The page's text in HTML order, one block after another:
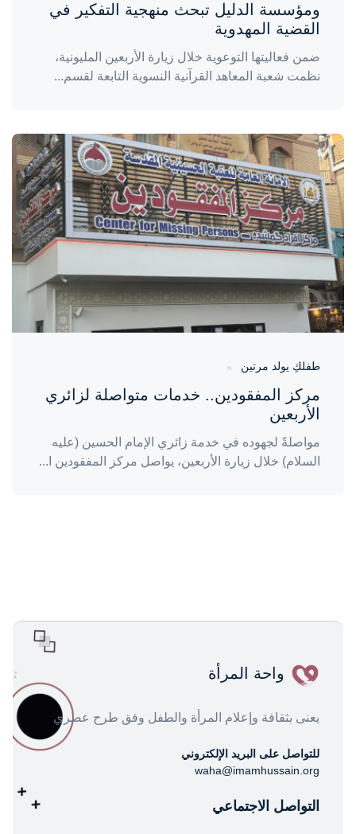
ومؤسسة الدليل تبحث منهجية التفكير في
القضية المهدوية
ضمن فعاليتها التوعوية خلال زيارة الأربعين المليونية،
نظمت شعبة المعاهد القرآنية النسوية التابعة لقسم...
واحة المرأة
منذ 5 أيام
طفلكِ يولد مرتين
مركز المفقودين.. خدمات متواصلة لزائري
الأربعين
مواصلةً لجهوده في خدمة زائري الإمام الحسين (عليه
السلام) خلال زيارة الأربعين، يواصل مركز المفقودين ا...
واحة المرأة
يعنى بثقافة وإعلام المرأة والطفل وفق طرح عصري
للتواصل على البريد الإلكتروني
waha@imamhussain.org
التواصل الاجتماعي